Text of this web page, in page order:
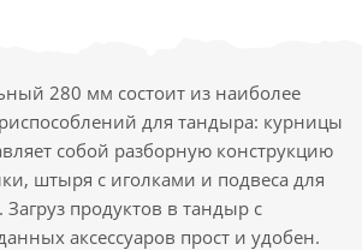
280 мм состоит из наиболее
для тандыра: курницы
собой разборную конструкцию
штыря с иголками и подвеса для
продуктов в тандыр с
аксессуаров прост и удобен.